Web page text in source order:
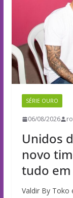
SÉRIE OURO
06/08/2026
Unidos
novo
tudo
Valdir By Toko